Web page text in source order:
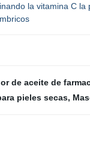
la vitamina C
de aceite de
pieles secas,